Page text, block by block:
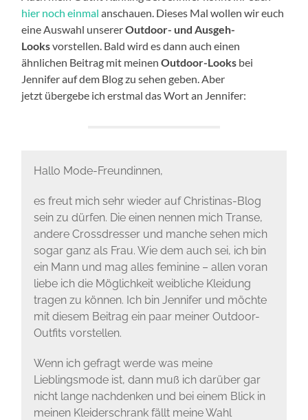
hier noch einmal anschauen. Dieses Mal wollen wir euch
eine Auswahl unsererOutdoor- und Ausgeh-
Looksvorstellen. Bald wird es dann auch einen
ähnlichen Beitrag mit meinenOutdoor-Looks bei
Jennifer auf dem Blog zu sehen geben. Aber
jetzt übergebe ich erstmal das Wort an Jennifer:
Hallo Mode-Freundinnen,
es freut mich sehr wieder auf Christinas-Blog
sein zu dürfen. Die einen nennen mich Transe,
andere Crossdresser und manche sehen mich
sogar ganz als Frau. Wie dem auch sei, ich bin
ein Mann und mag alles feminine – allen voran
liebe ich die Möglichkeit weibliche Kleidung
tragen zu können. Ich bin Jennifer und möchte
mit diesem Beitrag ein paar meiner Outdoor-
Outfits vorstellen.
Wenn ich gefragt werde was meine
Lieblingsmode ist, dann muß ich darüber gar
nicht lange nachdenken und bei einem Blick in
meinen Kleiderschrank fällt meine Wahl